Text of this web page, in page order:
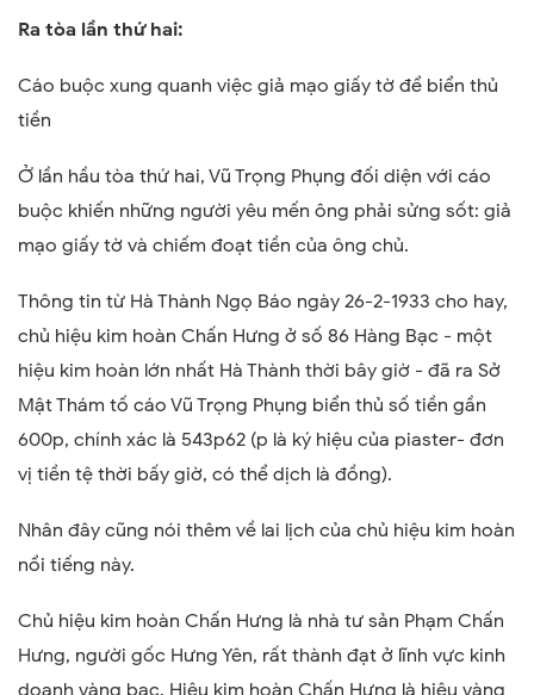
Ra tòa lần thứ hai:
Cáo buộc xung quanh việc giả mạo giấy tờ để biển thủ
tiền
Ở lần hầu tòa thứ hai, Vũ Trọng Phụng đối diện với cáo
buộc khiến những người yêu mến ông phải sửng sốt: giả
mạo giấy tờ và chiếm đoạt tiền của ông chủ.
Thông tin từ Hà Thành Ngọ Báo ngày 26-2-1933 cho hay,
chủ hiệu kim hoàn Chấn Hưng ở số 86 Hàng Bạc - một
hiệu kim hoàn lớn nhất Hà Thành thời bây giờ - đã ra Sở
Mật Thám tố cáo Vũ Trọng Phụng biển thủ số tiền gần
600p, chính xác là 543p62 (p là ký hiệu của piaster- đơn
vị tiền tệ thời bấy giờ, có thể dịch là đồng).
Nhân đây cũng nói thêm về lai lịch của chủ hiệu kim hoàn
nổi tiếng này.
Chủ hiệu kim hoàn Chấn Hưng là nhà tư sản Phạm Chấn
Hưng, người gốc Hưng Yên, rất thành đạt ở lĩnh vực kinh